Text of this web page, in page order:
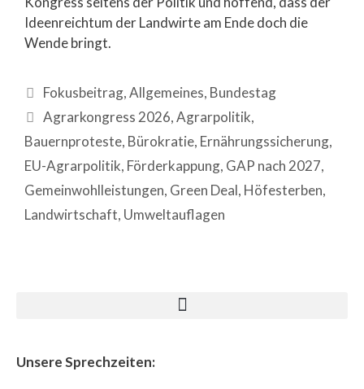
Ideenreichtum der Landwirte am Ende doch die
Wende bringt.
Fokusbeitrag,Allgemeines, Bundestag
Agrarkongress 2026,Agrarpolitik,
Bauernproteste, Bürokratie, Ernährungssicherung,
EU-Agrarpolitik, Förderkappung, GAP nach 2027,
Gemeinwohlleistungen, Green Deal, Höfesterben,
Landwirtschaft, Umweltauflagen
Unsere Sprechzeiten: